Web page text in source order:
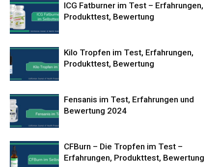
ICG Fatburner im Test – Erfahrungen,
Produkttest, Bewertung
Kilo Tropfen im Test, Erfahrungen,
Produkttest, Bewertung
Fensanis im Test, Erfahrungen und
Bewertung 2024
CFBurn – Die Tropfen im Test –
Erfahrungen, Produkttest, Bewertung